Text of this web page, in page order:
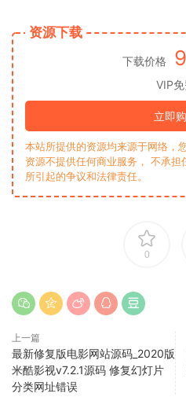
资源下载
下载价格
VIP
立即
本站所提供的资源均来源于网络，
资源不提供任何商业服务， 不承
所引起的争议和法律责任。
0
上一篇
最新修复版电影网站源码_2020版
米酷影视v7.2.1源码 修复幻灯片
分类网址错误